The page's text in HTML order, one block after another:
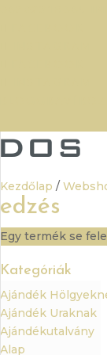
EZÜST
ÉKSZEREK
EZÜST
Kezdőlap /
edzés
Egy termék se
Kategóriák
Ajándék
Ajándék Uraknak
Ajándékutalvány
Alap